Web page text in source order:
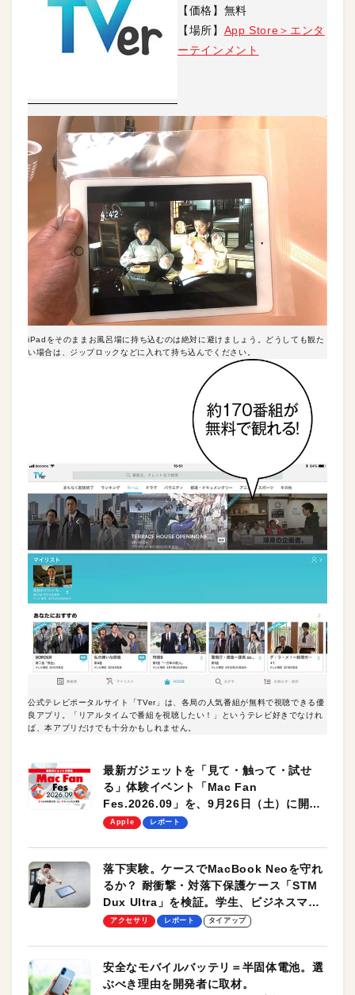
【価格】無料
【場所】 App Store＞エンタ
ーテインメント
iPadをそのままお風呂場に持ち込むのは絶対に避けましょう。どうしても観た
い場合は、ジップロックなどに入れて持ち込んでください。
公式テレビポータルサイト「TVer」は、各局の人気番組が無料で視聴できる優
良アプリ。「リアルタイムで番組を視聴したい！」というテレビ好きでなけれ
ば、本アプリだけでも十分かもしれません。
最新ガジェットを「見て・触って・試せ
る」体験イベント「Mac Fan
Fes.2026.09」を、9月26日（土）に開催
します！
Apple レポート
落下実験。ケースでMacBook Neoを守れ
るか？ 耐衝撃・対落下保護ケース「STM
Dux Ultra」を検証。学生、ビジネスマン
のモバイルユースに最適！
アクセサリ レポート タイアップ
安全なモバイルバッテリ＝半固体電池。選
ぶべき理由を開発者に取材。